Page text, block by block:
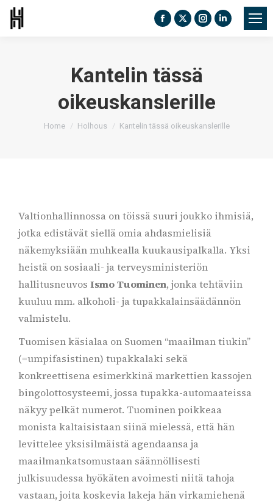
Facebook
in
new
window
X
in
new
window
Instagram
new
window
Linkedin
Kantelin tässä
oikeuskanslerille
You are here:
Home Holhous Kantelin tässä oikeuskanslerille
Valtionhallinnossa on töissä suuri joukko ihmisiä,
jotka edistävät siellä omia ahdasmielisiä
näkemyksiään muhkealla kuukausipalkalla. Yksi
heistä on sosiaali- ja terveysministeriön
hallitusneuvos Ismo Tuominen, jonka tehtäviin
kuuluu mm. alkoholi- ja tupakkalainsäädännön
valmistelu.
Tuomisen käsialaa on Suomen “maailman tiukin”
(=umpifasistinen) tupakkalaki sekä
konkreettisena esimerkkinä markettien kassojen
bingolottosysteemi, jossa tupakka-automaateissa
näkyy pelkät numerot. Tuominen poikkeaa
monista kaltaisistaan siinä mielessä, että hän
levittelee yksisilmäistä agendaansa ja
maailmankatsomustaan säännöllisesti
julkisuudessa hyökäten avoimesti niitä tahoja
vastaan, joita koskevia lakeja hän virkamiehenä